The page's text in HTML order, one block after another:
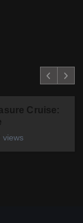
Cruise:
views